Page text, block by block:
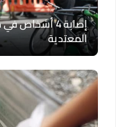
إصابة 4
المعتدية